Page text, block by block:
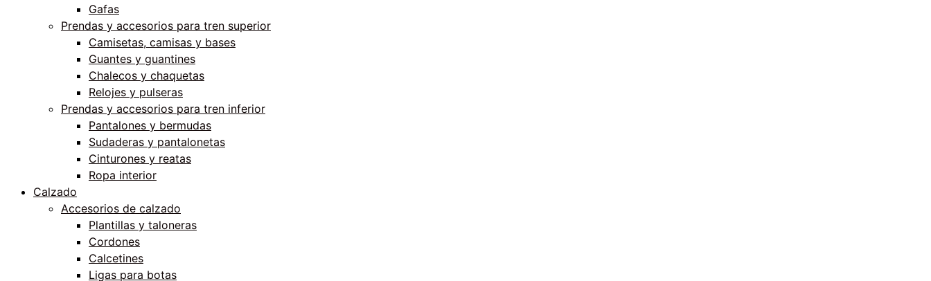
Gafas
Prendas y accesorios para tren superior
Camisetas, camisas y bases
Guantes y guantines
Chalecos y chaquetas
Relojes y pulseras
Prendas y accesorios para tren inferior
Pantalones y bermudas
Sudaderas y pantalonetas
Cinturones y reatas
Ropa interior
Calzado
Accesorios de calzado
Plantillas y taloneras
Cordones
Calcetines
Ligas para botas